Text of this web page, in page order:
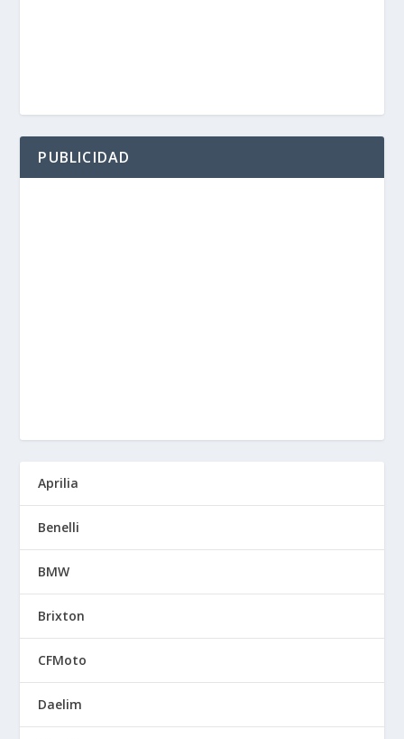
PUBLICIDAD
Aprilia
Benelli
BMW
Brixton
CFMoto
Daelim